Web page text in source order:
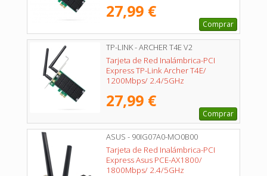
27,99 €
Comprar
TP-LINK - ARCHER T4E V2
Tarjeta de Red Inalámbrica-PCI
Express TP-Link Archer T4E/
1200Mbps/ 2.4/5GHz
27,99 €
Comprar
ASUS - 90IG07A0-MO0B00
Tarjeta de Red Inalámbrica-PCI
Express Asus PCE-AX1800/
1800Mbps/ 2.4/5GHz